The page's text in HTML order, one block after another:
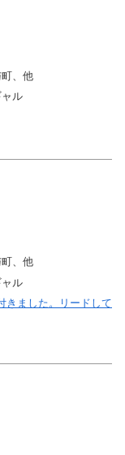
、他
ル
、他
ル
きました。リードして